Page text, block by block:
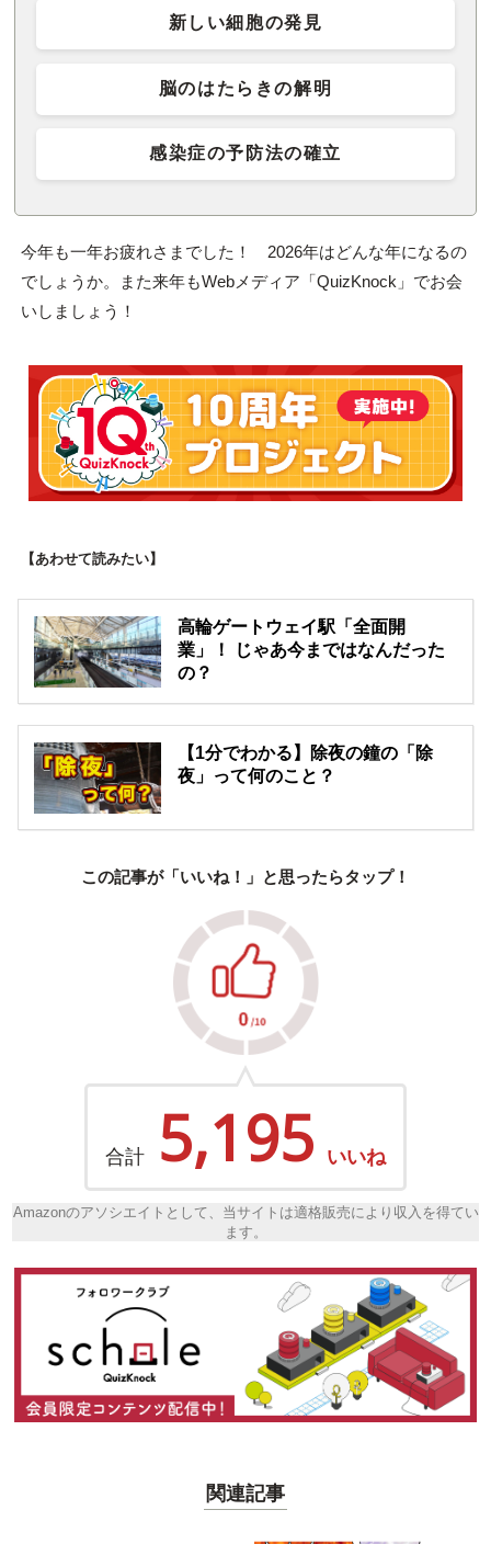
新しい細胞の発見
脳のはたらきの解明
感染症の予防法の確立
今年も一年お疲れさまでした！ 2026年はどんな年になるの
でしょうか。また来年もWebメディア「QuizKnock」でお会
いしましょう！
【あわせて読みたい】
高輪ゲートウェイ駅「全面開
業」！ じゃあ今まではなんだった
の？
【1分でわかる】除夜の鐘の「除
夜」って何のこと？
この記事が「いいね！」と思ったらタップ！
合計 5,195 いいね
Amazonのアソシエイトとして、当サイトは適格販売により収入を得てい
ます。
関連記事